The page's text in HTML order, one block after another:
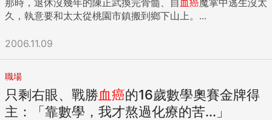
久，執意要和太太從桃園市鎮搬到鄉下山上。...
2006.11.09
職場
只剩右眼、戰勝血癌的16歲數學奧賽金牌得
主：「靠數學，我才熬過化療的苦...」